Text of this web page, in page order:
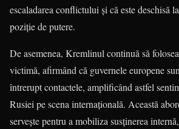
escaladarea conflictului și că este deschisă
poziție de putere.
De asemenea, Kremlinul continuă să
victimă, afirmând că guvernele europene
întrerupt contactele, amplificând astfel
Rusiei pe scena internațională. Această
servește pentru a mobiliza susținerea